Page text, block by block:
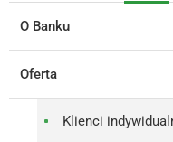
O Banku
Oferta
Klienci